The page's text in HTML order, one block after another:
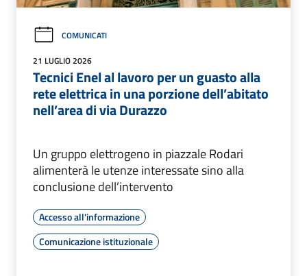
COMUNICATI
21 LUGLIO 2026
Tecnici Enel al lavoro per un guasto alla
rete elettrica in una porzione dell’abitato
nell’area di via Durazzo
Un gruppo elettrogeno in piazzale Rodari
alimenterà le utenze interessate sino alla
conclusione dell’intervento
Accesso all'informazione
Comunicazione istituzionale